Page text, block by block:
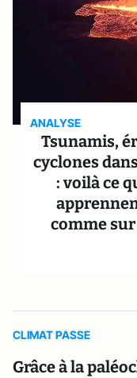
ANALYSE
Tsunamis,
cyclones
: voilà ce
comme
CLIMAT PASSE
Grâce à la